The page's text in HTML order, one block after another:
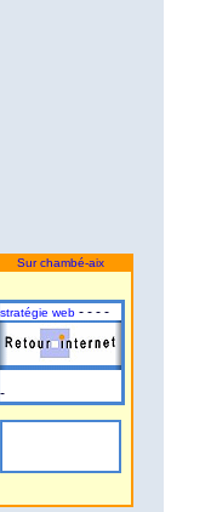
Sur chambé-aix
stratégie web - - - -
-